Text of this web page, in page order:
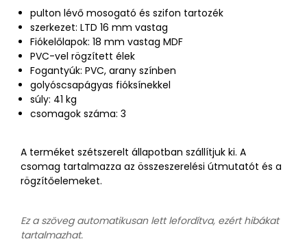
pulton lévő mosogató és szifon tartozék
szerkezet: LTD 16 mm vastag
Fiókelőlapok: 18 mm vastag MDF
PVC-vel rögzített élek
Fogantyúk: PVC, arany színben
golyóscsapágyas fióksínekkel
súly: 41 kg
csomagok száma: 3
A terméket szétszerelt állapotban szállítjuk ki. A
csomag tartalmazza az összeszerelési útmutatót és a
rögzítőelemeket.
Ez a szöveg automatikusan lett lefordítva, ezért hibákat
tartalmazhat.